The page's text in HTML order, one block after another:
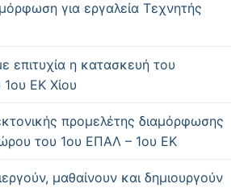
για εργαλεία Τεχνητής
επιτυχία η κατασκευή του
ΕΚ Χίου
προμελέτης διαμόρφωσης
του 1ου ΕΠΑΛ – 1ου ΕΚ
μαθαίνουν και δημιουργούν